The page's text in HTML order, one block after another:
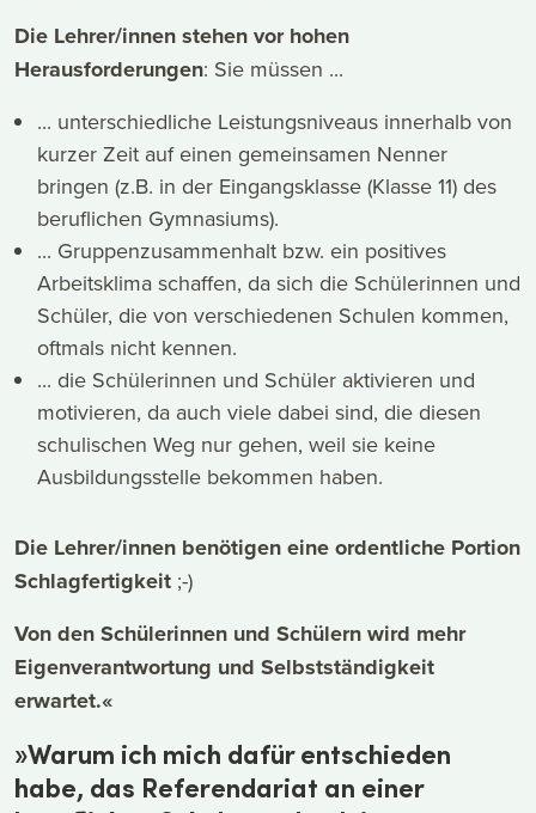
Die Lehrer/innen stehen vor hohen
Herausforderungen: Sie müssen ...
... unterschiedliche Leistungsniveaus innerhalb von
kurzer Zeit auf einen gemeinsamen Nenner
bringen (z.B. in der Eingangsklasse (Klasse 11) des
beruflichen Gymnasiums).
... Gruppenzusammenhalt bzw. ein positives
Arbeitsklima schaffen, da sich die Schülerinnen und
Schüler, die von verschiedenen Schulen kommen,
oftmals nicht kennen.
... die Schülerinnen und Schüler aktivieren und
motivieren, da auch viele dabei sind, die diesen
schulischen Weg nur gehen, weil sie keine
Ausbildungsstelle bekommen haben.
Die Lehrer/innen benötigen eine ordentliche Portion
Schlagfertigkeit ;-)
Von den Schülerinnen und Schülern wird mehr
Eigenverantwortung und Selbstständigkeit
erwartet.«
»Warum ich mich dafür entschieden
habe, das Referendariat an einer